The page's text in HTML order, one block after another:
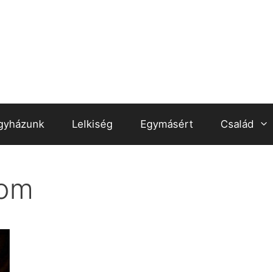
Lelkiség Egymásért Család